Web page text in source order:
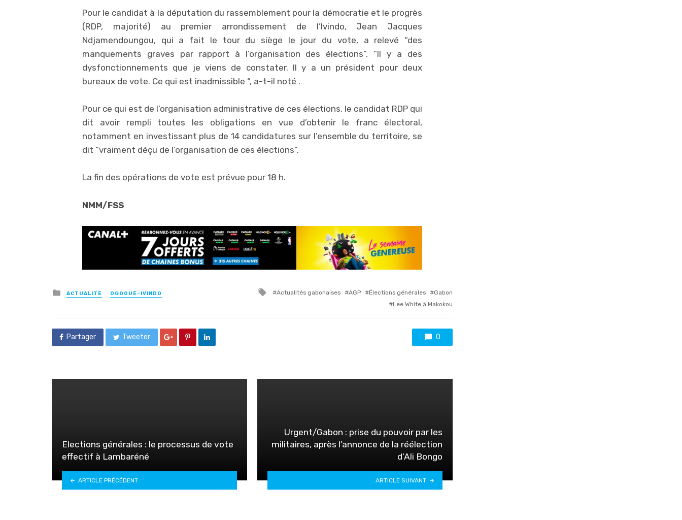
Pour le candidat à la députation du rassemblement pour la démocratie et le progrès
(RDP, majorité) au premier arrondissement de l’Ivindo, Jean Jacques
Ndjamendoungou, qui a fait le tour du siège le jour du vote, a relevé “des
manquements graves par rapport à l’organisation des élections”. “Il y a des
dysfonctionnements que je viens de constater. Il y a un président pour deux
bureaux de vote. Ce qui est inadmissible “, a-t-il noté .
Pour ce qui est de l’organisation administrative de ces élections, le candidat RDP qui
dit avoir rempli toutes les obligations en vue d’obtenir le franc électoral,
notamment en investissant plus de 14 candidatures sur l’ensemble du territoire, se
dit “vraiment déçu de l’organisation de ces élections”.
La fin des opérations de vote est prévue pour 18 h.
NMM/FSS
Posted
in
ACTUALITÉ OGOOUÉ-IVINDO
Tagged
Actualités gabonaises AGP Élections générales
Gabon
Lee White à Makokou
Partager Tweeter 0
Elections générales : le processus de vote
effectif à Lambaréné
ARTICLE PRÉCÉDENT
Urgent/Gabon : prise du pouvoir par les
militaires, après l’annonce de la réélection
d’Ali Bongo
ARTICLE SUIVANT